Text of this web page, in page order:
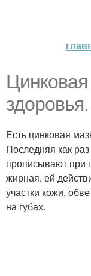
здоровья.
Есть цинковая
Последняя как
прописывают при
жирная, ей
участки кожи,
на губах.